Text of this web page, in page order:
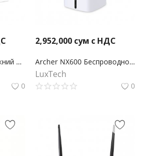
NE200-Outdoor Наружний 5G маршрутизатор
0
2,952,000 сум с НДС
Archer NX600 Беспроводной двухдиапазонный 5G маршрутизатор AX3600 2,5 Гбит/с
LuxTech
0